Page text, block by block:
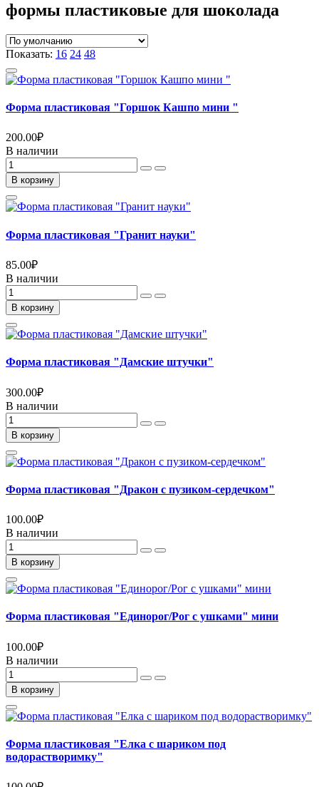
формы пластиковые для шоколада
Показать: 16 24 48
Форма пластиковая "Горшок Кашпо мини "
200.00₽
В наличии
В корзину
Форма пластиковая "Гранит науки"
85.00₽
В наличии
В корзину
Форма пластиковая "Дамские штучки"
300.00₽
В наличии
В корзину
Форма пластиковая "Дракон с пузиком-сердечком"
100.00₽
В наличии
В корзину
Форма пластиковая "Единорог/Рог с ушками" мини
100.00₽
В наличии
В корзину
Форма пластиковая "Елка с шариком под
водорастворимку"